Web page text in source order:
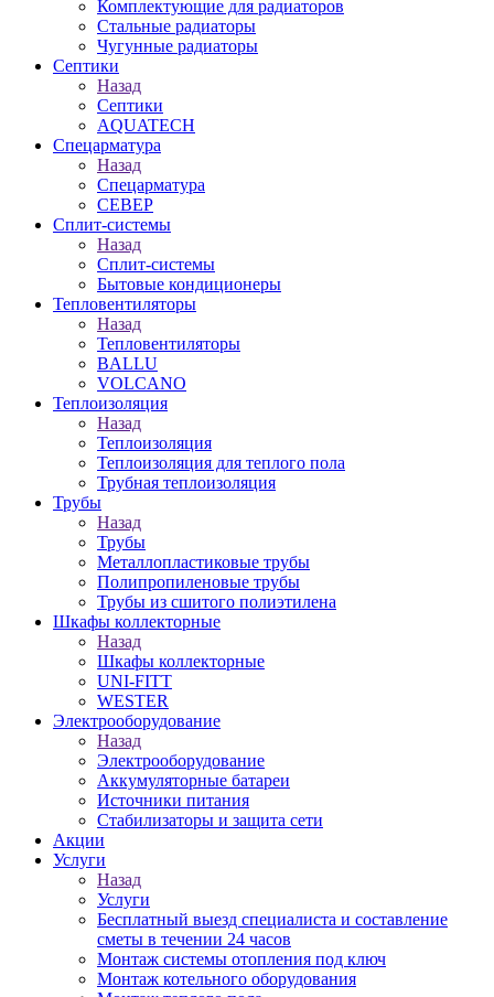
Комплектующие для радиаторов
Стальные радиаторы
Чугунные радиаторы
Септики
Назад
Септики
AQUATECH
Спецарматура
Назад
Спецарматура
СЕВЕР
Сплит-системы
Назад
Сплит-системы
Бытовые кондиционеры
Тепловентиляторы
Назад
Тепловентиляторы
BALLU
VOLCANO
Теплоизоляция
Назад
Теплоизоляция
Теплоизоляция для теплого пола
Трубная теплоизоляция
Трубы
Назад
Трубы
Металлопластиковые трубы
Полипропиленовые трубы
Трубы из сшитого полиэтилена
Шкафы коллекторные
Назад
Шкафы коллекторные
UNI-FITT
WESTER
Электрооборудование
Назад
Электрооборудование
Аккумуляторные батареи
Источники питания
Стабилизаторы и защита сети
Акции
Услуги
Назад
Услуги
Бесплатный выезд специалиста и составление
сметы в течении 24 часов
Монтаж системы отопления под ключ
Монтаж котельного оборудования